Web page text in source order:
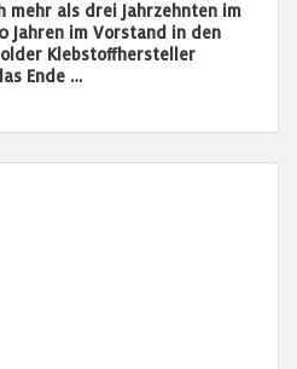
mehr als drei Jahrzehnten im
Jahren im Vorstand in den
Klebstoffhersteller
Ende …